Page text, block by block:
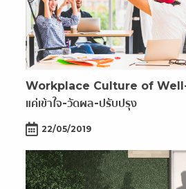
Workplace Culture of Well-
แค่เข้าใจ-วัดผล-ปรับปรุง
22/05/2019